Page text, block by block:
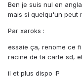
Ben je suis nul en
mais si quelqu'un peut
Par xaroks :
essaie ça, renome ce
racine de ta carte sd,
il et plus dispo :P